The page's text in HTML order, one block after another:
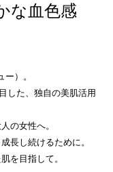
な血色感
）。
した、独自の美肌活用
の女性へ。
長し続けるために。
を目指して。